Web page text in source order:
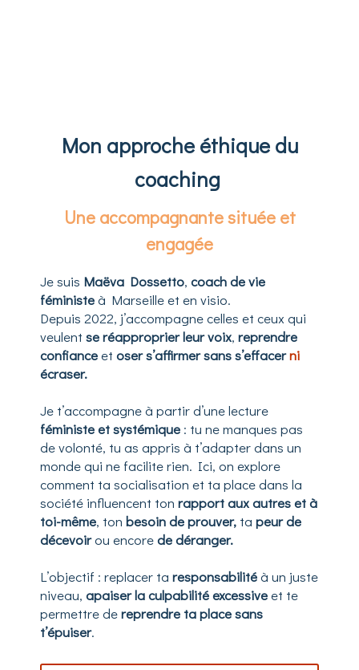
Mon approche éthique du
coaching
Une accompagnante située et
engagée
Je suis Maëva Dossetto, coach de vie
féministeà Marseille et en visio.
Depuis 2022, j’accompagne celles et ceux qui
veulent se réapproprier leur voix, reprendre
confianceet oser s’affirmer sans s’effacerni
écraser.
Je t’accompagne à partir d’une lecture
féministe et systémique : tu ne manques pas
de volonté, tu as appris à t’adapter dans un
monde qui ne facilite rien. Ici, on explore
comment ta socialisation et ta place dans la
société influencent ton rapport aux autres et à
toi-même, ton besoin de prouver, ta peur de
décevoirou encorede déranger.
L’objectif : replacer ta responsabilitéà un juste
niveau, apaiser la culpabilité excessiveet te
permettre dereprendre ta place sans
t’épuiser.